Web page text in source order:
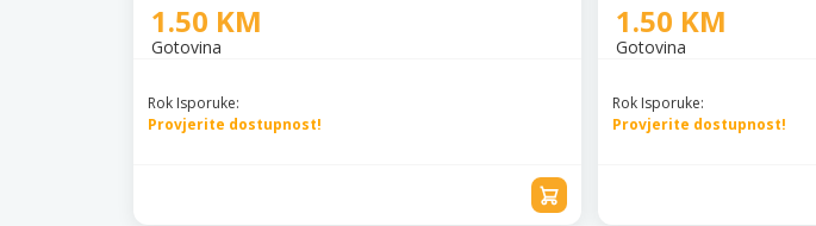
1.50 KM
Gotovina
Rok Isporuke:
Provjerite dostupnost!
1.50 KM
Gotovina
Rok Isporuke:
Provjerite dostupnost!